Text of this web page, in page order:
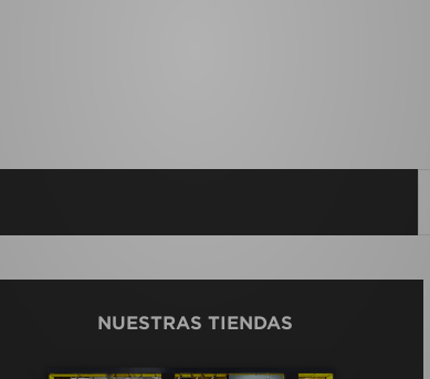
NUESTRAS TIENDAS